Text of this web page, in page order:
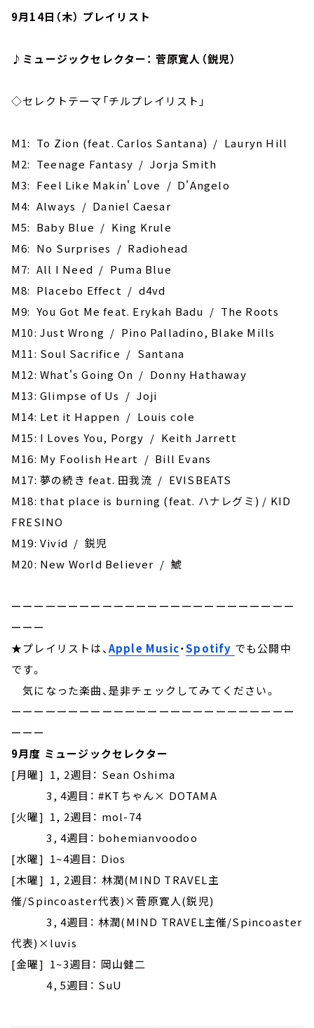
9月14日（木） プレイリスト
♪ミュージックセレクター： 菅原寛人（鋭児）
◇セレクトテーマ「チルプレイリスト」
M1: To Zion (feat. Carlos Santana) / Lauryn Hill
M2: Teenage Fantasy / Jorja Smith
M3: Feel Like Makin' Love / D'Angelo
M4: Always / Daniel Caesar
M5: Baby Blue / King Krule
M6: No Surprises / Radiohead
M7: All I Need / Puma Blue
M8: Placebo Effect / d4vd
M9: You Got Me feat. Erykah Badu / The Roots
M10: Just Wrong / Pino Palladino, Blake Mills
M11: Soul Sacrifice / Santana
M12: What's Going On / Donny Hathaway
M13: Glimpse of Us / Joji
M14: Let it Happen / Louis cole
M15: I Loves You, Porgy / Keith Jarrett
M16: My Foolish Heart / Bill Evans
M17: 夢の続き feat. 田我流 / EVISBEATS
M18: that place is burning (feat. ハナレグミ) / KID
FRESINO
M19: Vivid / 鋭児
M20: New World Believer / 鯱
ーーーーーーーーーーーーーーーーーーーーーーーーー
ーーー
★プレイリストは、Apple Music・Spotify でも公開中
です。
気になった楽曲、是非チェックしてみてください。
ーーーーーーーーーーーーーーーーーーーーーーーーー
ーーー
9月度 ミュージックセレクター
[月曜] 1, 2週目： Sean Oshima
3, 4週目： #KTちゃん× DOTAMA
[火曜] 1, 2週目： mol-74
3, 4週目： bohemianvoodoo
[水曜] 1~4週目： Dios
[木曜] 1, 2週目： 林潤(MIND TRAVEL主
催/Spincoaster代表)×菅原寛人(鋭児)
3, 4週目： 林潤(MIND TRAVEL主催/Spincoaster
代表)×luvis
[金曜] 1~3週目： 岡山健二
4, 5週目： SuU